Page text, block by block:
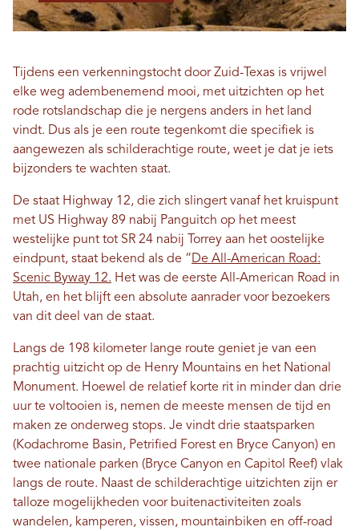
Tijdens een verkenningstocht door Zuid-Texas is vrijwel
elke weg adembenemend mooi, met uitzichten op het
rode rotslandschap die je nergens anders in het land
vindt. Dus als je een route tegenkomt die specifiek is
aangewezen als schilderachtige route, weet je dat je iets
bijzonders te wachten staat.
De staat Highway 12, die zich slingert vanaf het kruispunt
met US Highway 89 nabij Panguitch op het meest
westelijke punt tot SR 24 nabij Torrey aan het oostelijke
eindpunt, staat bekend als de “ De All-American Road:
Scenic Byway 12. Het was de eerste All-American Road in
Utah, en het blijft een absolute aanrader voor bezoekers
van dit deel van de staat.
Langs de 198 kilometer lange route geniet je van een
prachtig uitzicht op de Henry Mountains en het National
Monument. Hoewel de relatief korte rit in minder dan drie
uur te voltooien is, nemen de meeste mensen de tijd en
maken ze onderweg stops. Je vindt drie staatsparken
(Kodachrome Basin, Petrified Forest en Bryce Canyon) en
twee nationale parken (Bryce Canyon en Capitol Reef) vlak
langs de route. Naast de schilderachtige uitzichten zijn er
talloze mogelijkheden voor buitenactiviteiten zoals
wandelen, kamperen, vissen, mountainbiken en off-road